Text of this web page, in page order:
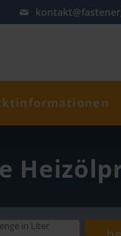
in Liter